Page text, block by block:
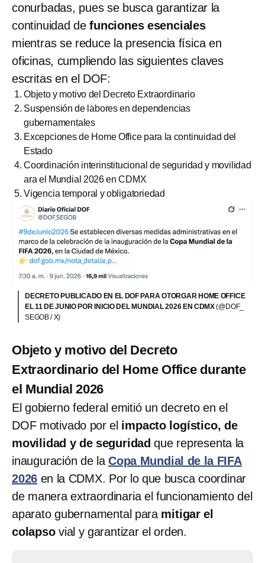
conurbadas, pues se busca garantizar la
continuidad defunciones esenciales
mientras se reduce la presencia física en
oficinas, cumpliendo las siguientes claves
escritas en el DOF:
Objeto y motivo del Decreto Extraordinario
Suspensión de labores en dependencias
gubernamentales
Excepciones de Home Office para la continuidad del
Estado
Coordinación interinstitucional de seguridad y movilidad
ara el Mundial 2026 en CDMX
Vigencia temporal y obligatoriedad
DECRETO PUBLICADO EN EL DOF PARA OTORGAR HOME OFFICE
EL 11 DE JUNIO POR INICIO DEL MUNDIAL 2026 EN CDMX(@DOF_
SEGOB / X)
Objeto y motivo del Decreto
Extraordinario del Home Office durante
el Mundial 2026
El gobierno federal emitió un decreto en el
DOF motivado por el impacto logístico, de
movilidad y de seguridad que representa la
inauguración de laCopa Mundial de la FIFA
2026 en la CDMX. Por lo que busca coordinar
de manera extraordinaria el funcionamiento del
aparato gubernamental para mitigar el
colapso vial y garantizar el orden.